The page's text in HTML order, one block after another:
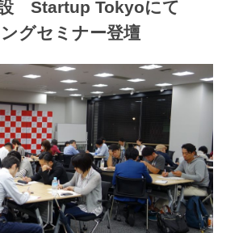
Startup Tokyoにて
グセミナー登壇